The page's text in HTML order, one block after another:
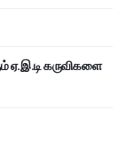
ஏ.இ.டி கருவிகளை